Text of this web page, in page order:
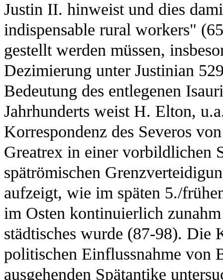
Justin II. hinweist und dies
indispensable rural workers"
gestellt werden müssen,
Dezimierung unter Justinian
Bedeutung des entlegenen
Jahrhunderts weist H. Elton,
Korrespondenz des Severos
Greatrex in einer vorbildlichen
spätrömischen
aufzeigt, wie im späten 5./
im Osten kontinuierlich
städtisches wurde (87-98). Die
politischen Einflussnahme von
ausgehenden Spätantike